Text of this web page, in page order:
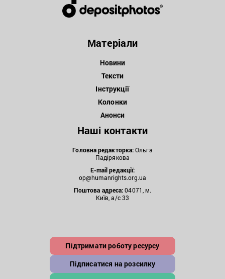
Матеріали
Новини
Тексти
Інструкції
Колонки
Анонси
Наші контакти
Головна редакторка:Ольга
Падірякова
E-mail редакції:
op@humanrights.org.ua
Поштова адреса:04071, м.
Київ, а/с 33
Підтримати роботу ресурсу
Підписатися на розсилку